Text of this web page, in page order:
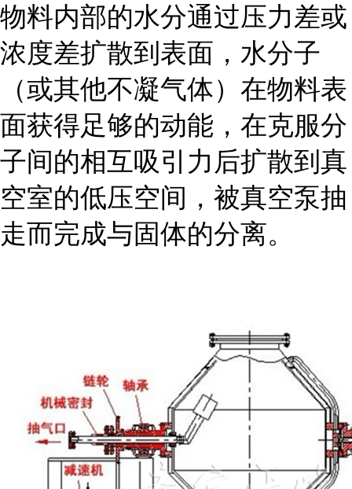
物料内部的水分通过压力差或
浓度差扩散到表面，水分子
（或其他不凝气体）在物料表
面获得足够的动能，在克服分
子间的相互吸引力后扩散到真
空室的低压空间，被真空泵抽
走而完成与固体的分离。